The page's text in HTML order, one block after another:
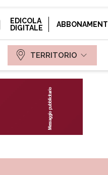
EDICOLA
DIGITALE
ABBONAMENTI
TERRITORIO